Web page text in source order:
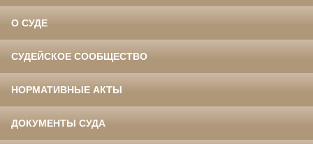
О СУДЕ
СУДЕЙСКОЕ СООБЩЕСТВО
НОРМАТИВНЫЕ АКТЫ
ДОКУМЕНТЫ СУДА